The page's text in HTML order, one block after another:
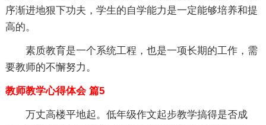
序渐进地狠下功夫，学生的自学能力是一定能够培养和提
高的。
素质教育是一个系统工程，也是一项长期的工作，需
要教师的不懈努力。
教师教学心得体会 篇5
万丈高楼平地起。低年级作文起步教学搞得是否成